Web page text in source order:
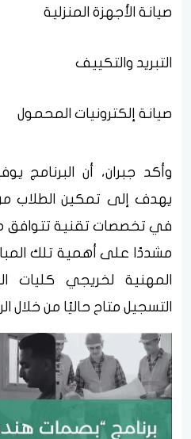
صيانة الأجهزة المنزلية
التبريد والتكييف
صيانة إلكترونيات المحمول
وأكد جبران، أن البرنامج
يهدف إلى تمكين الطلاب
في تخصصات تقنية تتوافق
مشددًا على أهمية تلك
المهنية لخريجي كليات
التسجيل متاح حاليًا من خلال